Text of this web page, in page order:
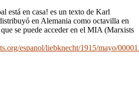
está en casa! es un texto de Karl
en Alemania como octavilla en
se puede acceder en el MIA (Marxists
espanol/liebknecht/1915/mayo/